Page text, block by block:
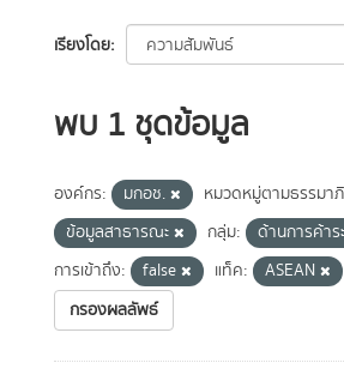
เรียงโดย
พบ 1 ชุดข้อมูล
องค์กร: มกอช.
หมวดหมู่ตามธรรมา
ข้อมูลสาธารณะ
กลุ่ม:
ด้านการค้าร
การเข้าถึง:
false แท็ค: ASEAN
กรองผลลัพธ์